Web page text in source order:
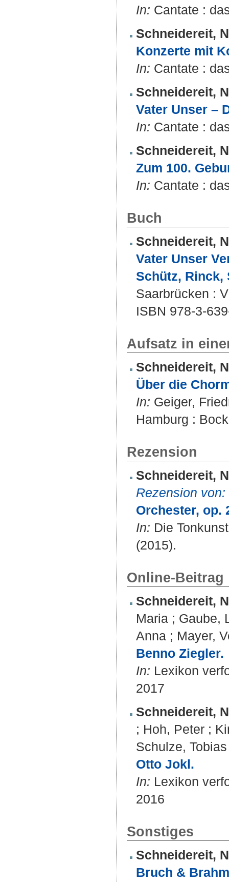
In: Cantate :
Schneidereit,
Konzerte mit
In: Cantate :
Schneidereit,
Vater Unser –
In: Cantate :
Schneidereit,
Zum 100.
In: Cantate :
Buch
Schneidereit,
Vater Unser
Schütz, Rinck,
Saarbrücken :
ISBN 978-3-
Aufsatz in
Schneidereit,
Über die
In: Geiger,
Hamburg :
Rezension
Schneidereit,
Rezension von:
Orchester, op.
In: Die
(2015).
Online-Beitrag
Schneidereit,
Maria ; Gaube,
Anna ; Mayer,
Benno Ziegler.
In: Lexikon
2017
Schneidereit,
; Hoh, Peter ;
Schulze, Tobias
Otto Jokl.
In: Lexikon
2016
Sonstiges
Schneidereit,
Bruch &